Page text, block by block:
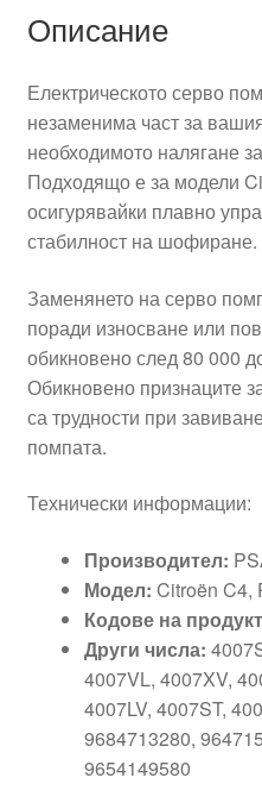
Описание
Електрическото серво
незаменима част за
необходимото налягане
Подходящо е за модели
осигурявайки плавно
стабилност на шофиране.
Заменянето на серво
поради износване или
обикновено след 80 000
Обикновено признаците
са трудности при
помпата.
Технически информации:
Производител:
Модел: Citroën C4,
Кодове на
Други числа:
4007VL, 4007XV,
4007LV, 4007ST,
9684713280,
9654149580